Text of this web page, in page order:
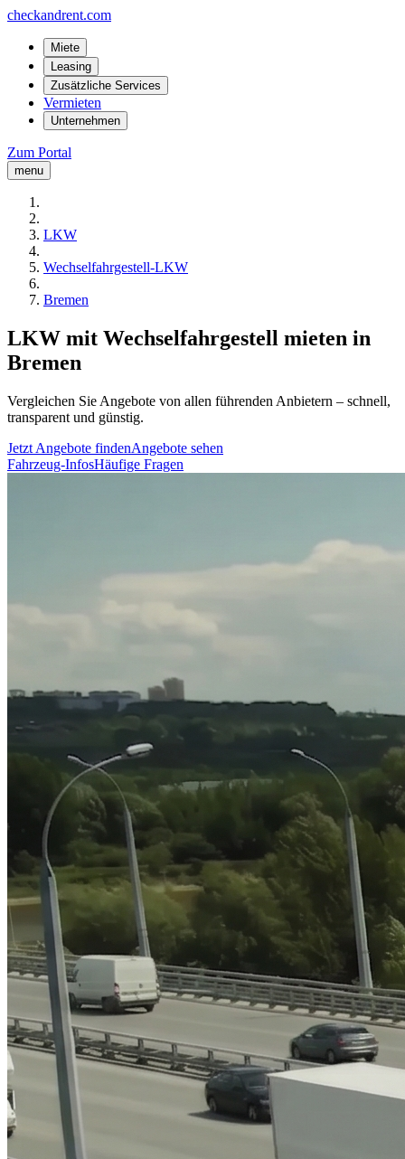
checkandrent.com
Miete
Leasing
Zusätzliche Services
Vermieten
Unternehmen
Zum Portal
menu
LKW
Wechselfahrgestell-LKW
Bremen
LKW mit Wechselfahrgestell mieten in
Bremen
Vergleichen Sie Angebote von allen führenden Anbietern – schnell,
transparent und günstig.
Jetzt Angebote findenAngebote sehen
Fahrzeug-InfosHäufige Fragen